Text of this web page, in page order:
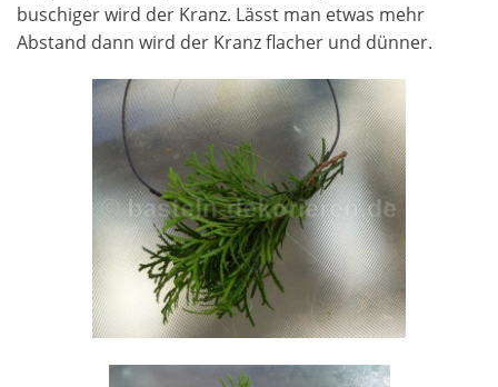
buschiger wird der Kranz. Lässt man etwas mehr
Abstand dann wird der Kranz flacher und dünner.